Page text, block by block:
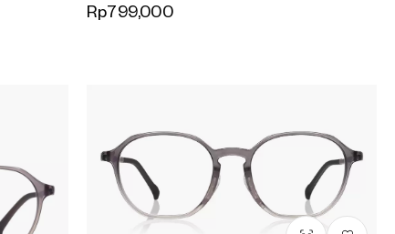
Rp799,000